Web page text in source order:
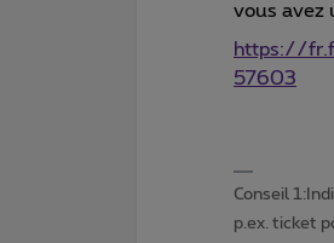
vous avez
https://
57603
Conseil
p.ex. ticket